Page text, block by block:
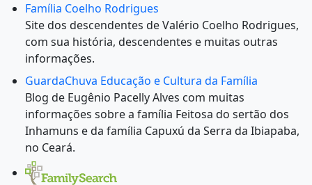
Família Coelho Rodrigues
Site dos descendentes de Valério Coelho Rodrigues,
com sua história, descendentes e muitas outras
informações.
GuardaChuva Educação e Cultura da Família
Blog de Eugênio Pacelly Alves com muitas
informações sobre a família Feitosa do sertão dos
Inhamuns e da família Capuxú da Serra da Ibiapaba,
no Ceará.